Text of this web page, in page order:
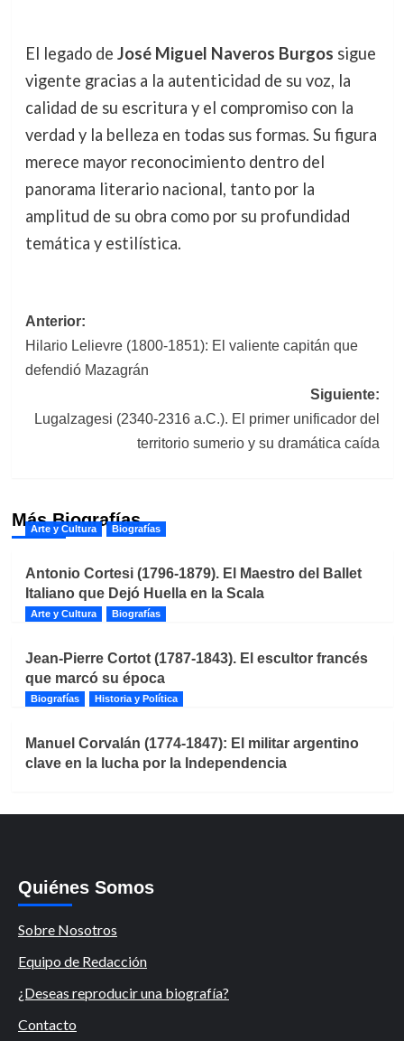
El legado de José Miguel Naveros Burgos sigue
vigente gracias a la autenticidad de su voz, la
calidad de su escritura y el compromiso con la
verdad y la belleza en todas sus formas. Su figura
merece mayor reconocimiento dentro del
panorama literario nacional, tanto por la
amplitud de su obra como por su profundidad
temática y estilística.
Navegación
de
entradas
Anterior:
Hilario Lelievre (1800-1851): El valiente capitán que
defendió Mazagrán
Siguiente:
Lugalzagesi (2340-2316 a.C.). El primer unificador del
territorio sumerio y su dramática caída
Más Biografías
Arte y Cultura Biografías
Antonio Cortesi (1796-1879). El Maestro del Ballet
Italiano que Dejó Huella en la Scala
Arte y Cultura Biografías
Jean-Pierre Cortot (1787-1843). El escultor francés
que marcó su época
Biografías Historia y Política
Manuel Corvalán (1774-1847): El militar argentino
clave en la lucha por la Independencia
Quiénes Somos
Sobre Nosotros
Equipo de Redacción
¿Deseas reproducir una biografía?
Contacto